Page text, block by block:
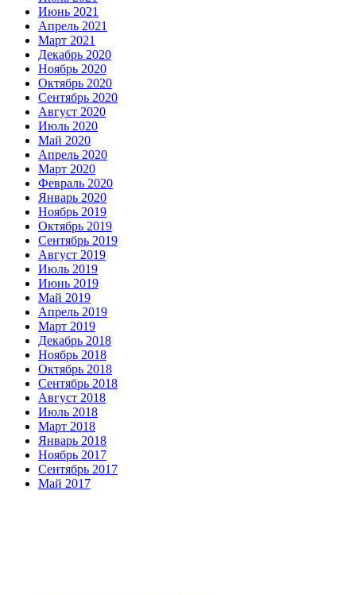
Июнь 2021
Апрель 2021
Март 2021
Декабрь 2020
Ноябрь 2020
Октябрь 2020
Сентябрь 2020
Август 2020
Июль 2020
Май 2020
Апрель 2020
Март 2020
Февраль 2020
Январь 2020
Ноябрь 2019
Октябрь 2019
Сентябрь 2019
Август 2019
Июль 2019
Июнь 2019
Май 2019
Апрель 2019
Март 2019
Декабрь 2018
Ноябрь 2018
Октябрь 2018
Сентябрь 2018
Август 2018
Июль 2018
Март 2018
Январь 2018
Ноябрь 2017
Сентябрь 2017
Май 2017